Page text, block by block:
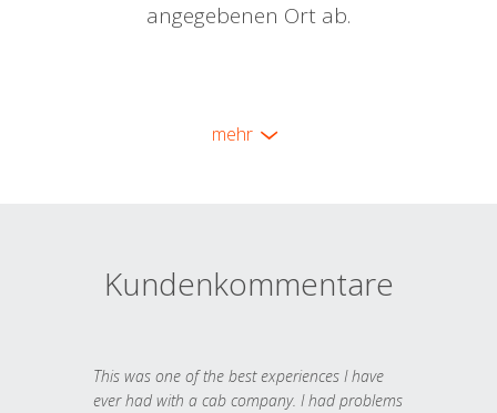
angegebenen Ort ab.
mehr
Kundenkommentare
This was one of the best experiences I have
ever had with a cab company. I had problems